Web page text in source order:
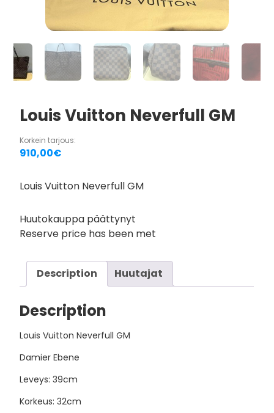
Louis Vuitton Neverfull GM
Korkein tarjous:
910,00€
Louis Vuitton Neverfull GM
Huutokauppa päättynyt
Reserve price has been met
Description Huutajat
Description
Louis Vuitton Neverfull GM
Damier Ebene
Leveys: 39cm
Korkeus: 32cm